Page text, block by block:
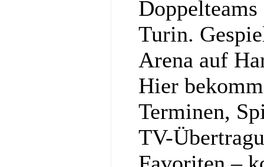
Doppelteams
Turin.
Arena auf
Hier
Terminen,
TV-